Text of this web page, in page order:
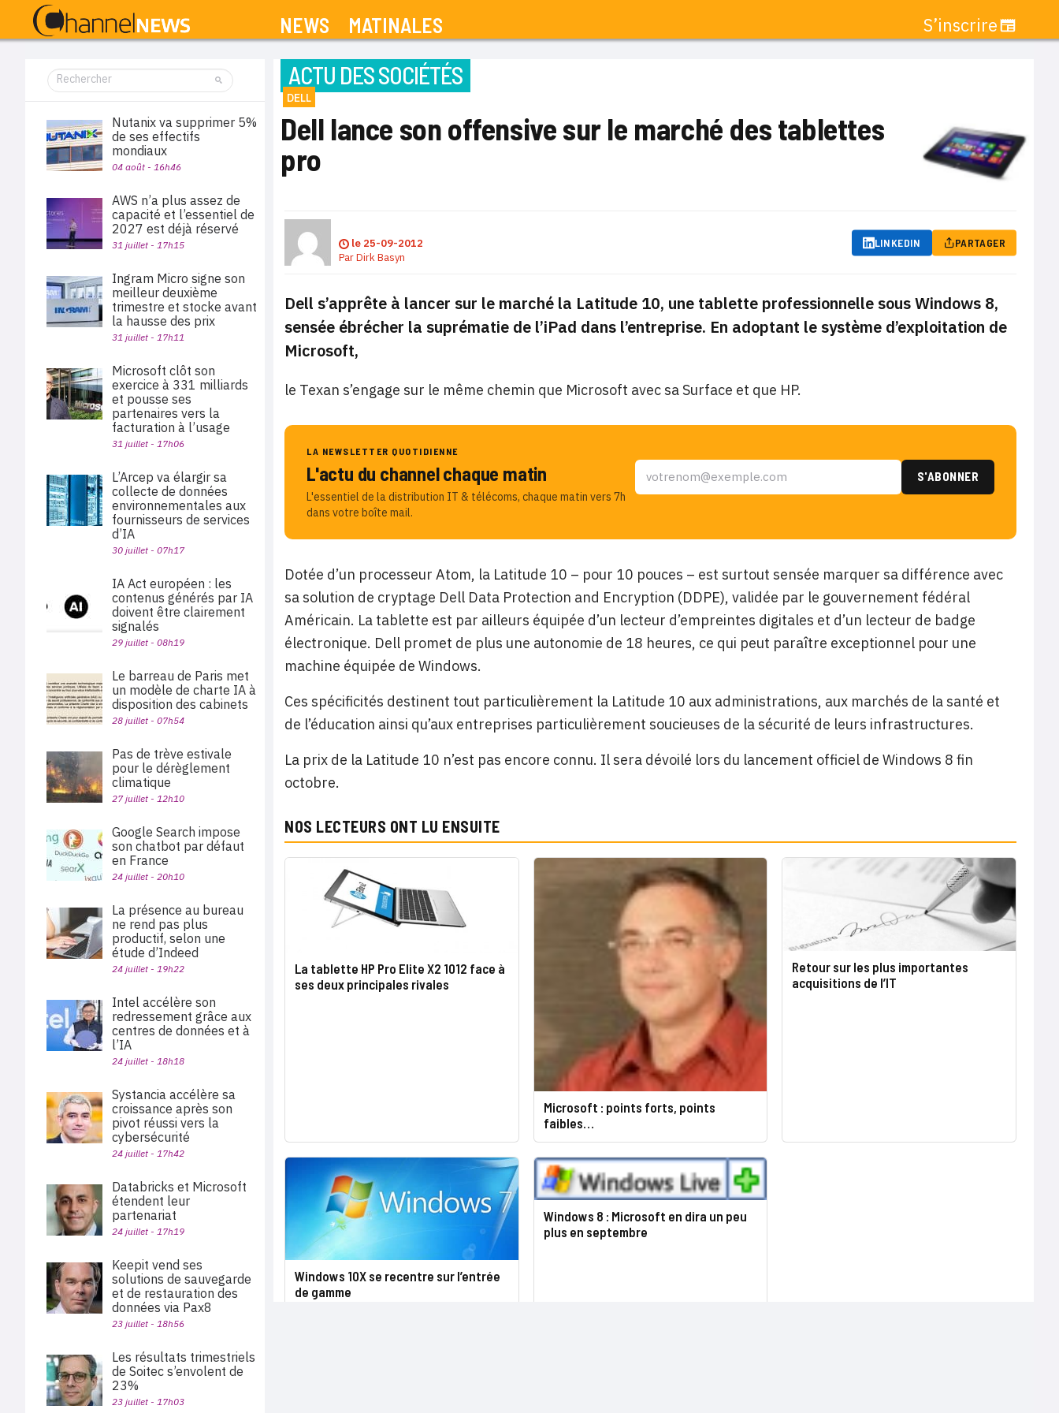
NEWS MATINALES S’inscrire
ACTU DES SOCIÉTÉS
DELL
Dell lance son offensive sur le marché des tablettes
pro
le 25-09-2012
ParDirk Basyn
LINKEDIN PARTAGER
Dell s’apprête à lancer sur le marché la Latitude 10, une tablette professionnelle sous Windows 8,
sensée ébrécher la suprématie de l’iPad dans l’entreprise. En adoptant le système d’exploitation de
Microsoft,
le Texan s’engage sur le même chemin que Microsoft avec sa Surface et que HP.
LA NEWSLETTER QUOTIDIENNE
L'actu du channel chaque matin
L'essentiel de la distribution IT & télécoms, chaque matin vers 7h
dans votre boîte mail.
Dotée d’un processeur Atom, la Latitude 10 – pour 10 pouces – est surtout sensée marquer sa différence avec
sa solution de cryptage Dell Data Protection and Encryption (DDPE), validée par le gouvernement fédéral
Américain. La tablette est par ailleurs équipée d’un lecteur d’empreintes digitales et d’un lecteur de badge
électronique. Dell promet de plus une autonomie de 18 heures, ce qui peut paraître exceptionnel pour une
machine équipée de Windows.
Ces spécificités destinent tout particulièrement la Latitude 10 aux administrations, aux marchés de la santé et
de l’éducation ainsi qu’aux entreprises particulièrement soucieuses de la sécurité de leurs infrastructures.
La prix de la Latitude 10 n’est pas encore connu. Il sera dévoilé lors du lancement officiel de Windows 8 fin
octobre.
NOS LECTEURS ONT LU ENSUITE
La tablette HP Pro Elite X2 1012 face à
ses deux principales rivales
Microsoft : points forts, points
faibles…
Retour sur les plus importantes
acquisitions de l’IT
Windows 10X se recentre sur l’entrée
de gamme
Windows 8 : Microsoft en dira un peu
plus en septembre
Nutanix va supprimer 5%
de ses effectifs
mondiaux
04 août - 16h46
AWS n’a plus assez de
capacité et l’essentiel de
2027 est déjà réservé
31 juillet - 17h15
Ingram Micro signe son
meilleur deuxième
trimestre et stocke avant
la hausse des prix
31 juillet - 17h11
Microsoft clôt son
exercice à 331 milliards
et pousse ses
partenaires vers la
facturation à l’usage
31 juillet - 17h06
L’Arcep va élargir sa
collecte de données
environnementales aux
fournisseurs de services
d’IA
30 juillet - 07h17
IA Act européen : les
contenus générés par IA
doivent être clairement
signalés
29 juillet - 08h19
Le barreau de Paris met
un modèle de charte IA à
disposition des cabinets
28 juillet - 07h54
Pas de trève estivale
pour le dérèglement
climatique
27 juillet - 12h10
Google Search impose
son chatbot par défaut
en France
24 juillet - 20h10
La présence au bureau
ne rend pas plus
productif, selon une
étude d’Indeed
24 juillet - 19h22
Intel accélère son
redressement grâce aux
centres de données et à
l’IA
24 juillet - 18h18
Systancia accélère sa
croissance après son
pivot réussi vers la
cybersécurité
24 juillet - 17h42
Databricks et Microsoft
étendent leur
partenariat
24 juillet - 17h19
Keepit vend ses
solutions de sauvegarde
et de restauration des
données via Pax8
23 juillet - 18h56
Les résultats trimestriels
de Soitec s’envolent de
23%
23 juillet - 17h03